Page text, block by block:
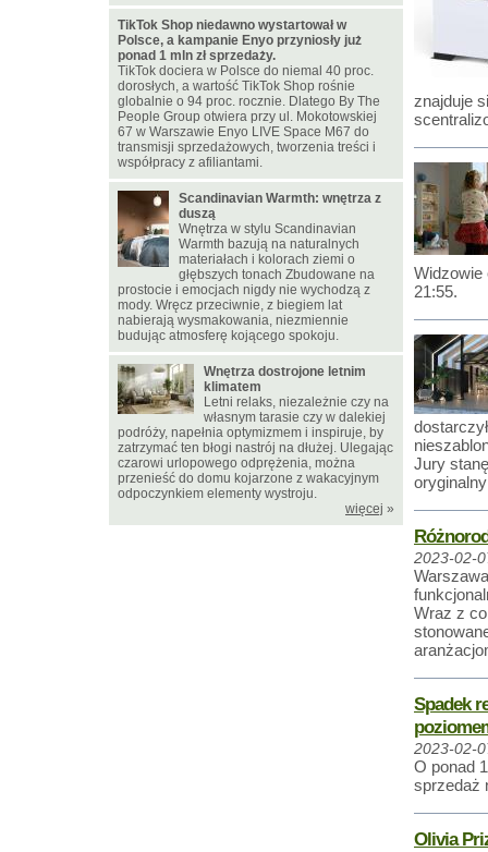
znajduje
Widzowie
21:55.
Jury
2023-02-
Wraz z
Spadek
2023-02-
O ponad
sprzedaż
Olivia
TikTok Shop niedawno wystartował w
Polsce, a kampanie Enyo przyniosły już
ponad 1 mln zł sprzedaży.
TikTok dociera w Polsce do niemal 40 proc.
dorosłych, a wartość TikTok Shop rośnie
globalnie o 94 proc. rocznie. Dlatego By The
People Group otwiera przy ul. Mokotowskiej
67 w Warszawie Enyo LIVE Space M67 do
transmisji sprzedażowych, tworzenia treści i
współpracy z afiliantami.
Scandinavian Warmth: wnętrza z
duszą
Wnętrza w stylu Scandinavian
Warmth bazują na naturalnych
materiałach i kolorach ziemi o
głębszych tonach Zbudowane na
prostocie i emocjach nigdy nie wychodzą z
mody. Wręcz przeciwnie, z biegiem lat
nabierają wysmakowania, niezmiennie
budując atmosferę kojącego spokoju.
Wnętrza dostrojone letnim
klimatem
Letni relaks, niezależnie czy na
własnym tarasie czy w dalekiej
podróży, napełnia optymizmem i inspiruje, by
zatrzymać ten błogi nastrój na dłużej. Ulegając
czarowi urlopowego odprężenia, można
przenieść do domu kojarzone z wakacyjnym
odpoczynkiem elementy wystroju.
więcej »